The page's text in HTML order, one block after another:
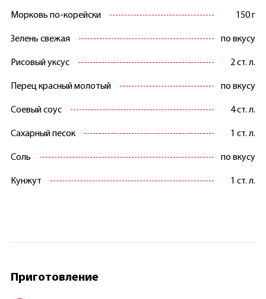
Морковь по-корейски 150 г
Зелень свежая по вкусу
Рисовый уксус 2 ст. л.
Перец красный молотый по вкусу
Соевый соус 4 ст. л.
Сахарный песок 1 ст. л.
Соль по вкусу
Кунжут 1 ст. л.
Приготовление